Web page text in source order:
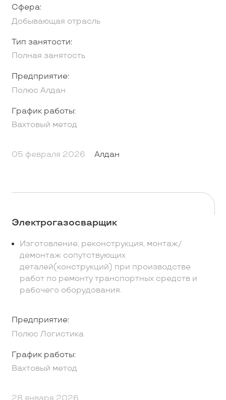
Сфера:
Добывающая отрасль
Тип занятости:
Полная занятость
Предприятие:
Полюс Алдан
График работы:
Вахтовый метод
05 февраля 2026 Алдан
Электрогазосварщик
Изготовление, реконструкция, монтаж/
демонтаж сопутствующих
деталей(конструкций) при производстве
работ по ремонту транспортных средств и
рабочего оборудования.
Предприятие:
Полюс Логистика
График работы:
Вахтовый метод